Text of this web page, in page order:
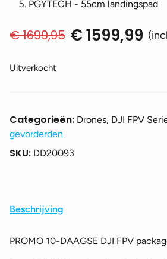
PGYTECH - 55cm landingspad
€1699,95
Oorspronkelijke
was:
€1599,99
Huidige
is:
Uitverkocht
Categorieën: Drones, DJI FPV
gevorderden
SKU: DD20093
Beschrijving
PROMO 10-DAAGSE DJI FPV